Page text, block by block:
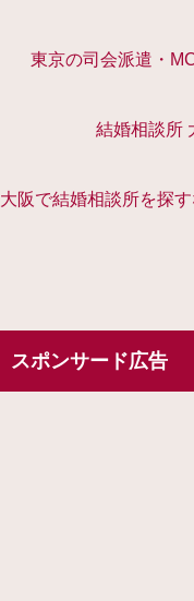
東京の司会派遣・
結婚相談所
大阪で結婚相談所を探
スポンサード広告